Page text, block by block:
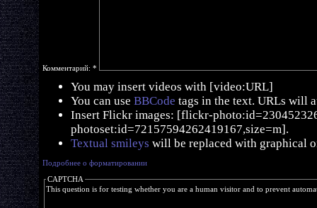
Комментарий: *
You may insert videos with [video:URL]
You can use BBCode tags in the text. URLs will
Insert Flickr images: [flickr-
photoset:id=72157594262419167,size=m].
Textual smileys will be replaced with graphical
Подробнее о форматировании
CAPTCHA
This question is for testing whether you are a human visitor and to prevent